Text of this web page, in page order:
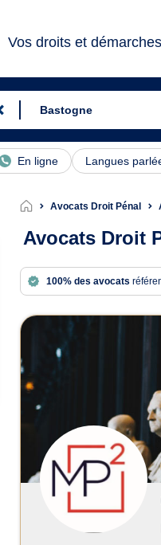
Vos droits et démarches
En ligne Langues
Avocats Droit Pénal
Avocats Droit
100% des avocats
Avocats en